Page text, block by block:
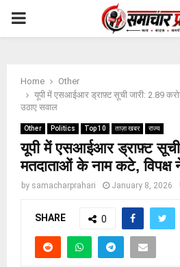
PRIMARY
Home
Other
यूपी में एसआईआर ड्राफ़्ट सूची जारी: 2.89
उठाए सवाल
Other Politics Top 10 ताज़ा खबर राज्य
यूपी में एसआईआर ड्राफ़्ट
मतदाताओं के नाम कटे, विपक्ष
by samacharprahari January 8, 2026
SHARE 0